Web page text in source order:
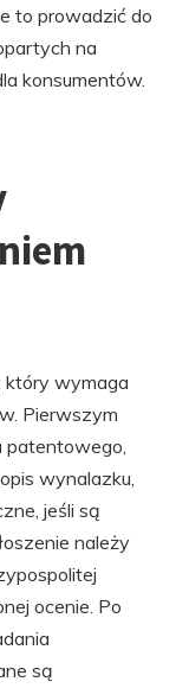
to prowadzić do
na
konsumentów.
który wymaga
Pierwszym
patentowego,
wynalazku,
jeśli są
należy
ocenie. Po
są